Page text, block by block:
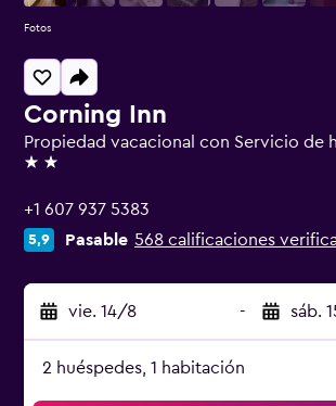
Corning Inn
Propiedad vacacional con Servicio de
2 estrellas
+1 607 937 5383
5,9 Pasable 568 calificaciones
vie. 14/8 - sáb.
2 huéspedes, 1 habitación
Fotos